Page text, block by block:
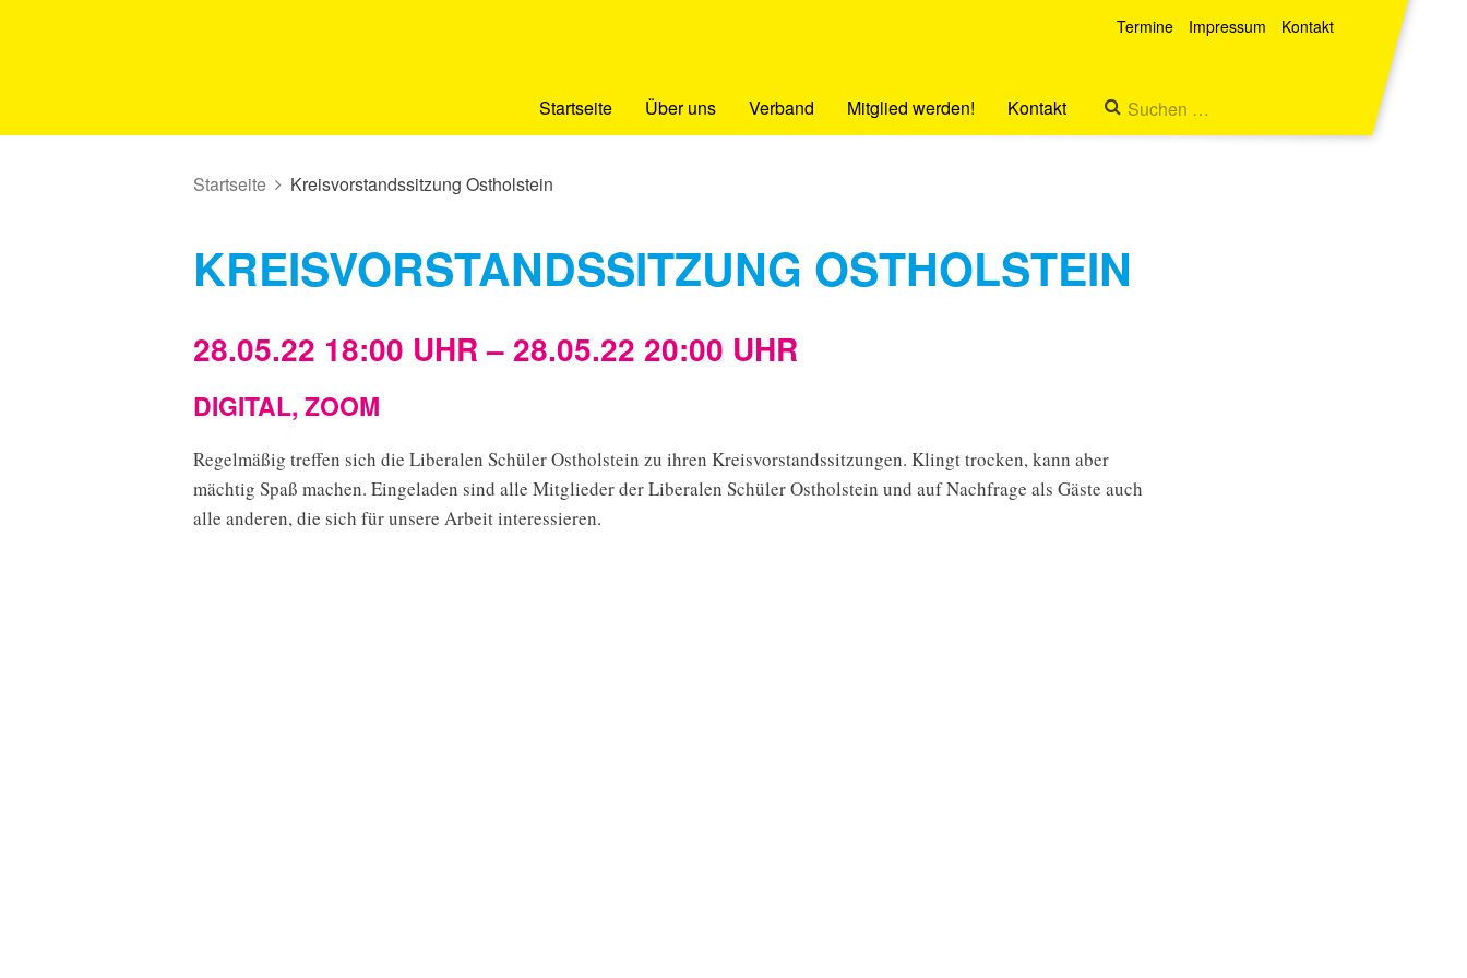
Termine Impressum Kontakt
Startseite Über uns Verband Mitglied werden! Kontakt
Startseite Kreisvorstandssitzung Ostholstein
KREISVORSTANDSSITZUNG OSTHOLSTEIN
28.05.22 18:00 UHR – 28.05.22 20:00 UHR
DIGITAL, ZOOM
Regelmäßig treffen sich die Liberalen Schüler Ostholstein zu ihren Kreisvorstandssitzungen. Klingt trocken, kann aber
mächtig Spaß machen. Eingeladen sind alle Mitglieder der Liberalen Schüler Ostholstein und auf Nachfrage als Gäste auch
alle anderen, die sich für unsere Arbeit interessieren.